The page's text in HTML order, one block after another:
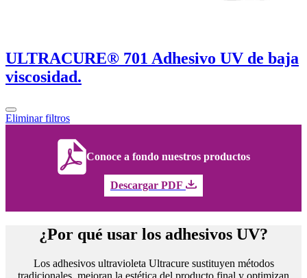
ULTRACURE® 701 Adhesivo UV de baja
viscosidad.
Eliminar filtros
Conoce a fondo nuestros productos
Descargar PDF
¿Por qué usar los adhesivos UV?
Los adhesivos ultravioleta Ultracure sustituyen métodos
tradicionales, mejoran la estética del producto final y optimizan